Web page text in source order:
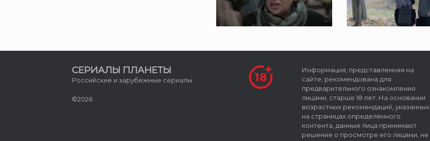
СЕРИАЛЫ ПЛАНЕТЫ
Российские и зарубежные сериалы
©2026
Информация, представленная на
сайте, рекомендована для
предварительного ознакомления
лицами, старше 18 лет. На основании
возрастных рекомендаций, указанных
на страницах определённого
контента, данные лица принимают
решение о просмотре его лицами, не